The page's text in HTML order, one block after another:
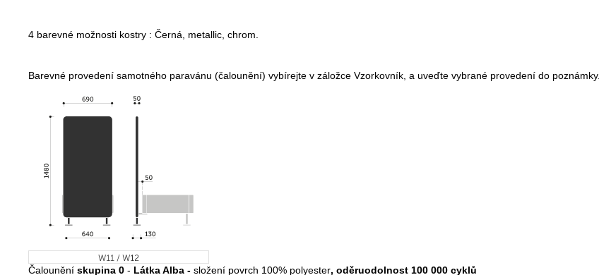
4 barevné možnosti kostry : Černá, metallic, chrom.
Barevné provedení samotného paravánu (čalounění) vybírejte v záložce Vzorkovník, a uveďte vybrané provedení do poznámky.
Čalounění skupina 0 - Látka Alba - složení povrch 100% polyester, oděruodolnost 100 000 cyklů